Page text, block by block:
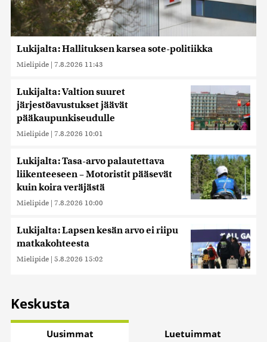
Lukijalta: Hallituksen karsea sote-politiikka
Mielipide | 7.8.2026 11:43
Lukijalta: Valtion suuret
järjestöavustukset jäävät
pääkaupunkiseudulle
Mielipide | 7.8.2026 10:01
Lukijalta: Tasa-arvo palautettava
liikenteeseen – Motoristit pääsevät
kuin koira veräjästä
Mielipide | 7.8.2026 10:00
Lukijalta: Lapsen kesän arvo ei riipu
matkakohteesta
Mielipide | 5.8.2026 15:02
Keskusta
Uusimmat Luetuimmat